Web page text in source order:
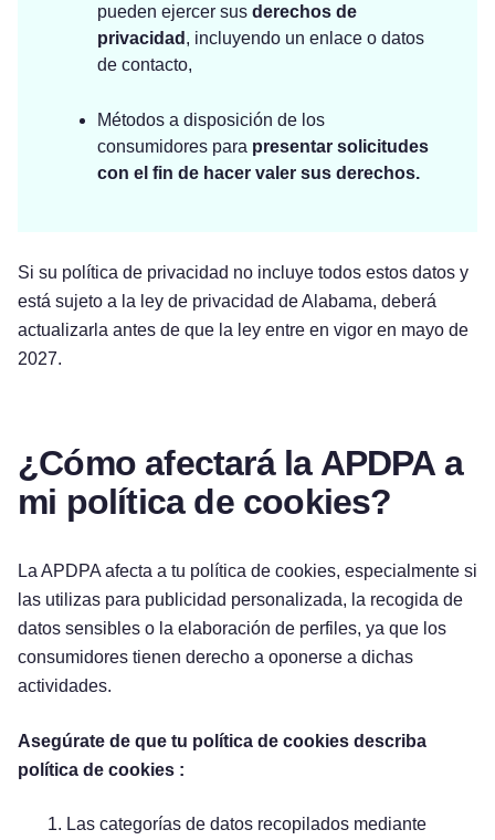
pueden ejercer sus derechos de
privacidad , incluyendo un enlace o datos
de contacto,
Métodos a disposición de los
consumidores para presentar solicitudes
con el fin de hacer valer sus derechos.
Si su política de privacidad no incluye todos estos datos y
está sujeto a la ley de privacidad de Alabama, deberá
actualizarla antes de que la ley entre en vigor en mayo de
2027.
¿Cómo afectará la APDPA a
mi política de cookies?
La APDPA afecta a tu política de cookies, especialmente si
las utilizas para publicidad personalizada, la recogida de
datos sensibles o la elaboración de perfiles, ya que los
consumidores tienen derecho a oponerse a dichas
actividades.
Asegúrate de que tu política de cookies describa
política de cookies :
Las categorías de datos recopilados mediante